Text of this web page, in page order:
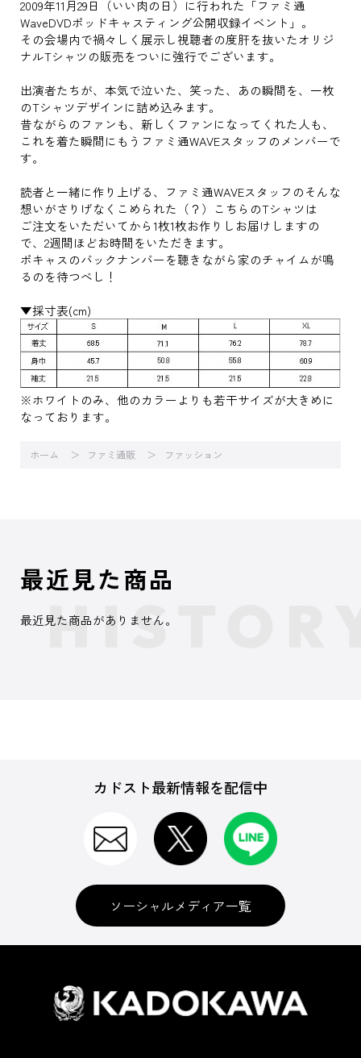
2009年11月29日（いい肉の日）に行われた「ファミ通
WaveDVDポッドキャスティング公開収録イベント」。
その会場内で禍々しく展示し視聴者の度肝を抜いたオリジ
ナルTシャツの販売をついに強行でございます。
出演者たちが、本気で泣いた、笑った、あの瞬間を、一枚
のTシャツデザインに詰め込みます。
昔ながらのファンも、新しくファンになってくれた人も、
これを着た瞬間にもうファミ通WAVEスタッフのメンバーで
す。
読者と一緒に作り上げる、ファミ通WAVEスタッフのそんな
想いがさりげなくこめられた（？）こちらのTシャツは
ご注文をいただいてから1枚1枚お作りしお届けしますの
で、2週間ほどお時間をいただきます。
ポキャスのバックナンバーを聴きながら家のチャイムが鳴
るのを待つべし！
▼採寸表(cm)
※ホワイトのみ、他のカラーよりも若干サイズが大きめに
なっております。
ホーム ファミ通販 ファッション
最近見た商品
最近見た商品がありません。
カドスト最新情報を配信中
ソーシャルメディア一覧